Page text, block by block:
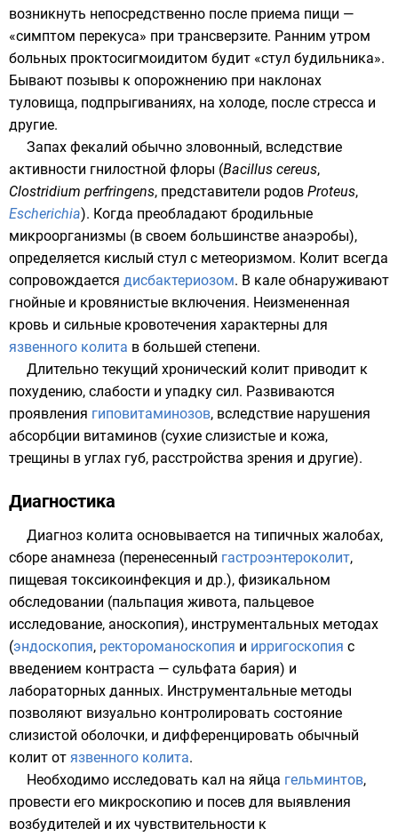
возникнуть непосредственно после приема пищи —
«симптом перекуса» при трансверзите. Ранним утром
больных проктосигмоидитом будит «стул будильника».
Бывают позывы к опорожнению при наклонах
туловища, подпрыгиваниях, на холоде, после стресса и
другие.
Запах фекалий обычно зловонный, вследствие
активности гнилостной флоры (Bacillus cereus,
Clostridium perfringens, представители родов Proteus,
Escherichia). Когда преобладают бродильные
микроорганизмы (в своем большинстве анаэробы),
определяется кислый стул с метеоризмом. Колит всегда
сопровождается дисбактериозом. В кале обнаруживают
гнойные и кровянистые включения. Неизмененная
кровь и сильные кровотечения характерны для
язвенного колита в большей степени.
Длительно текущий хронический колит приводит к
похудению, слабости и упадку сил. Развиваются
проявления гиповитаминозов, вследствие нарушения
абсорбции витаминов (сухие слизистые и кожа,
трещины в углах губ, расстройства зрения и другие).
Диагностика
Диагноз колита основывается на типичных жалобах,
сборе анамнеза (перенесенный гастроэнтероколит,
пищевая токсикоинфекция и др.), физикальном
обследовании (пальпация живота, пальцевое
исследование, аноскопия), инструментальных методах
(эндоскопия, ректороманоскопия и ирригоскопия с
введением контраста — сульфата бария) и
лабораторных данных. Инструментальные методы
позволяют визуально контролировать состояние
слизистой оболочки, и дифференцировать обычный
колит от язвенного колита.
Необходимо исследовать кал на яйца гельминтов,
провести его микроскопию и посев для выявления
возбудителей и их чувствительности к